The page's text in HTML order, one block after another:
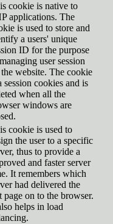
cookie is native to
applications. The
is used to store and
a users' unique
ID for the purpose
user session
website. The cookie
session cookies and is
when all the
windows are
cookie is used to
the user to a specific
thus to provide a
and faster server
It remembers which
had delivered the
page on to the browser.
helps in load